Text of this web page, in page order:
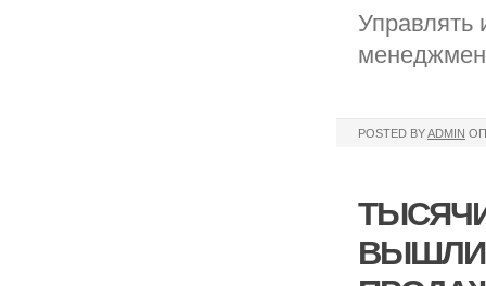
Управлять
POSTED BYADMIN
ВЫШЛИ